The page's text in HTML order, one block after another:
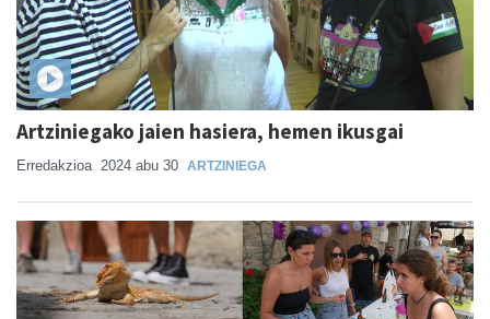
Artziniegako jaien hasiera, hemen ikusgai
Erredakzioa 2024 abu 30 ARTZINIEGA